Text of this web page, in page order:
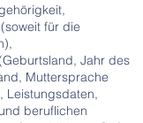
für die
Jahr des
Muttersprache
Leistungsdaten,
beruflichen